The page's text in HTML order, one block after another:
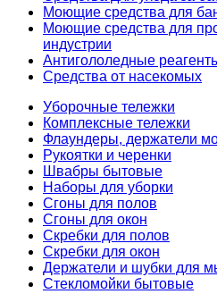
Моющие средства для
Моющие средства для
индустрии
Антигололедные
Средства от насекомых
Уборочные тележки
Комплексные тележки
Флаундеры, держатели
Рукоятки и черенки
Швабры бытовые
Наборы для уборки
Сгоны для полов
Сгоны для окон
Скребки для полов
Скребки для окон
Держатели и шубки для
Стекломойки бытовые